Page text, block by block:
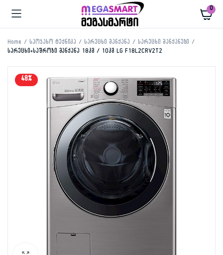
0
Home საოჯახო ტექნიკა სარეცხი მანქანა
სარეცხი მანქანები
სარეცხი+საშრობი მანქანა 18კგ / 10კგ LG F18L2CRV2T2
48%